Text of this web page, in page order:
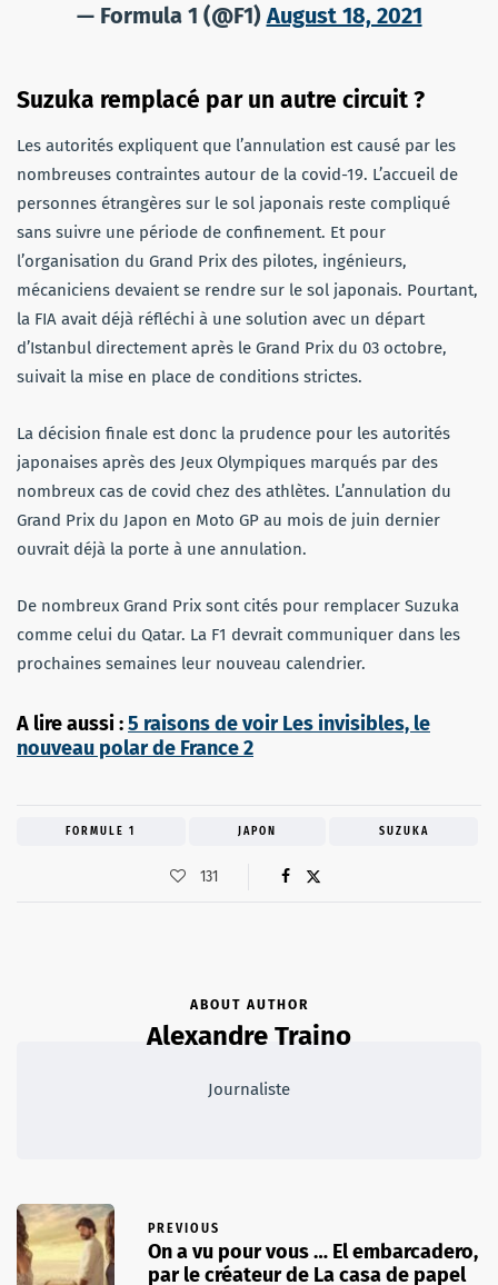
— Formula 1 (@F1) August 18, 2021
Suzuka remplacé par un autre circuit ?
Les autorités expliquent que l’annulation est causé par les
nombreuses contraintes autour de la covid-19. L’accueil de
personnes étrangères sur le sol japonais reste compliqué
sans suivre une période de confinement. Et pour
l’organisation du Grand Prix des pilotes, ingénieurs,
mécaniciens devaient se rendre sur le sol japonais. Pourtant,
la FIA avait déjà réfléchi à une solution avec un départ
d’Istanbul directement après le Grand Prix du 03 octobre,
suivait la mise en place de conditions strictes.
La décision finale est donc la prudence pour les autorités
japonaises après des Jeux Olympiques marqués par des
nombreux cas de covid chez des athlètes. L’annulation du
Grand Prix du Japon en Moto GP au mois de juin dernier
ouvrait déjà la porte à une annulation.
De nombreux Grand Prix sont cités pour remplacer Suzuka
comme celui du Qatar. La F1 devrait communiquer dans les
prochaines semaines leur nouveau calendrier.
A lire aussi :5 raisons de voir Les invisibles, le
nouveau polar de France 2
FORMULE 1 JAPON SUZUKA
131
ABOUT AUTHOR
Alexandre Traino
Journaliste
PREVIOUS
On a vu pour vous … El embarcadero,
par le créateur de La casa de papel